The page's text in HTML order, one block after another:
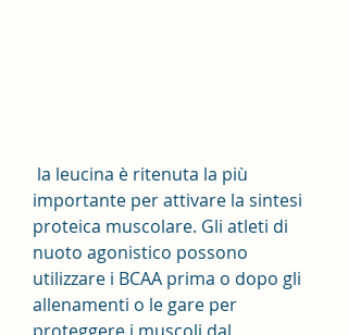
importante per attivare la sintesi
proteica muscolare. Gli atleti di
nuoto agonistico possono
utilizzare i BCAA prima o dopo gli
allenamenti o le gare per